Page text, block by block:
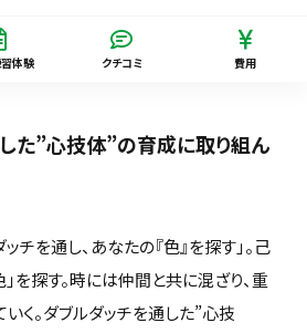
習体験 クチコミ 費用
た”心技体”の育成に取り組ん
チを通し、あなたの『色』を探す」。己
」を探す。時には仲間と共に混ざり、重
いく。ダブルダッチを通した”心技